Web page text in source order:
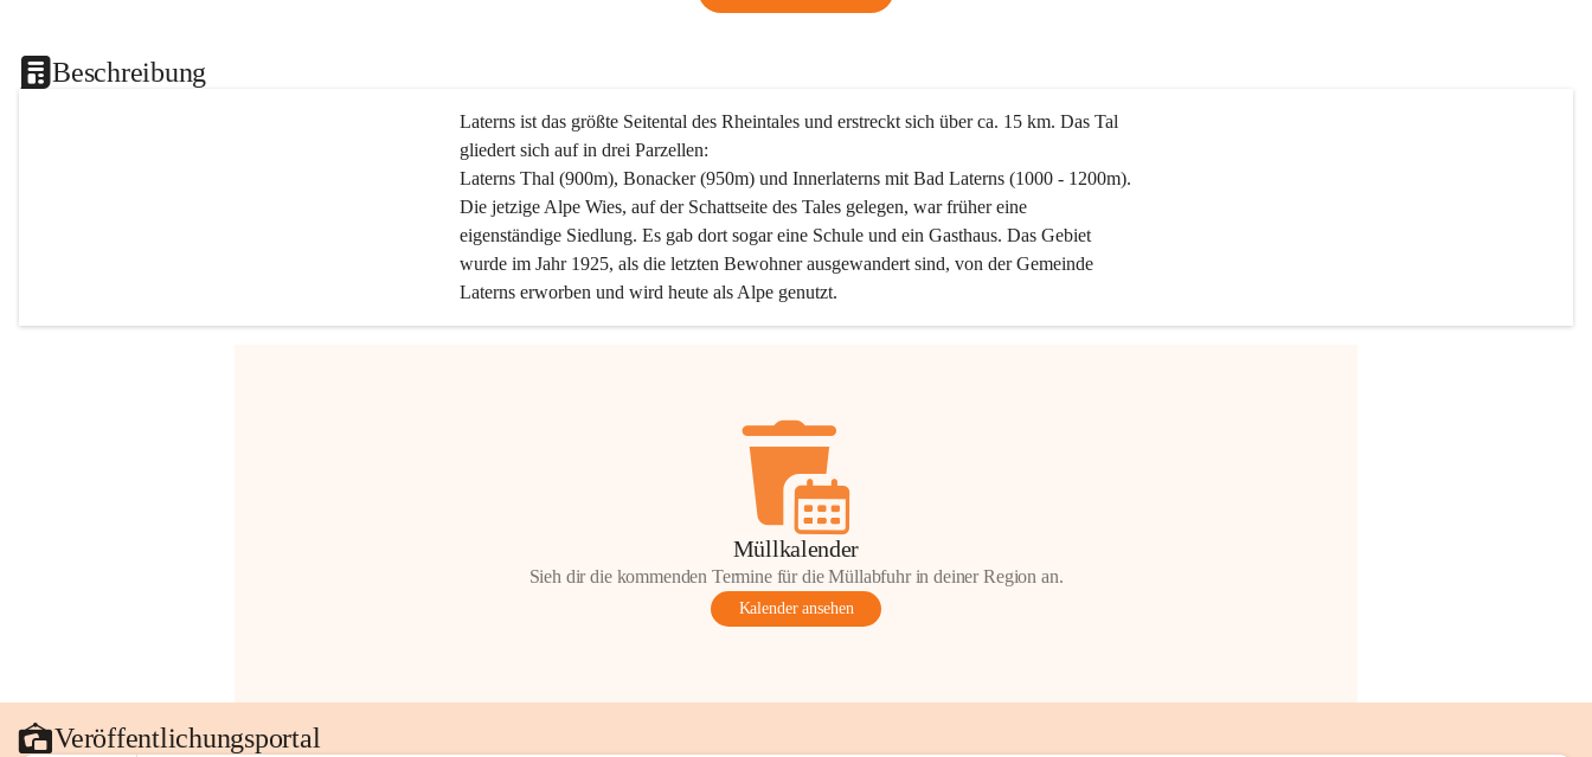
Beschreibung
Laterns ist das größte Seitental des Rheintales und erstreckt sich über ca. 15 km. Das Tal
gliedert sich auf in drei Parzellen:
Laterns Thal (900m), Bonacker (950m) und Innerlaterns mit Bad Laterns (1000 - 1200m).
Die jetzige Alpe Wies, auf der Schattseite des Tales gelegen, war früher eine
eigenständige Siedlung. Es gab dort sogar eine Schule und ein Gasthaus. Das Gebiet
wurde im Jahr 1925, als die letzten Bewohner ausgewandert sind, von der Gemeinde
Laterns erworben und wird heute als Alpe genutzt.
Müllkalender
Sieh dir die kommenden Termine für die Müllabfuhr in deiner Region an.
Kalender ansehen
Veröffentlichungsportal